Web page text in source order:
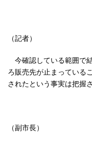
（記者）
今確認している範囲で
ろ販売先が止まっている
されたという事実は把握
（副市長）